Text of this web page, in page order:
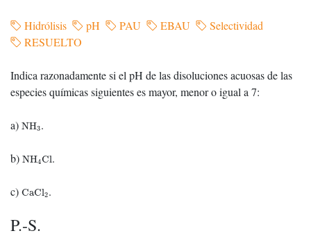
Hidrólisis pH PAU EBAU
Selectividad
RESUELTO
Indica razonadamente si el pH de las disoluciones acuosas de las
especies químicas siguientes es mayor, menor o igual a 7:
a) NH3
NH .
b) NH4Cl
NH 4Cl.
c) CaCl2
CaCl2 .
P.-S.